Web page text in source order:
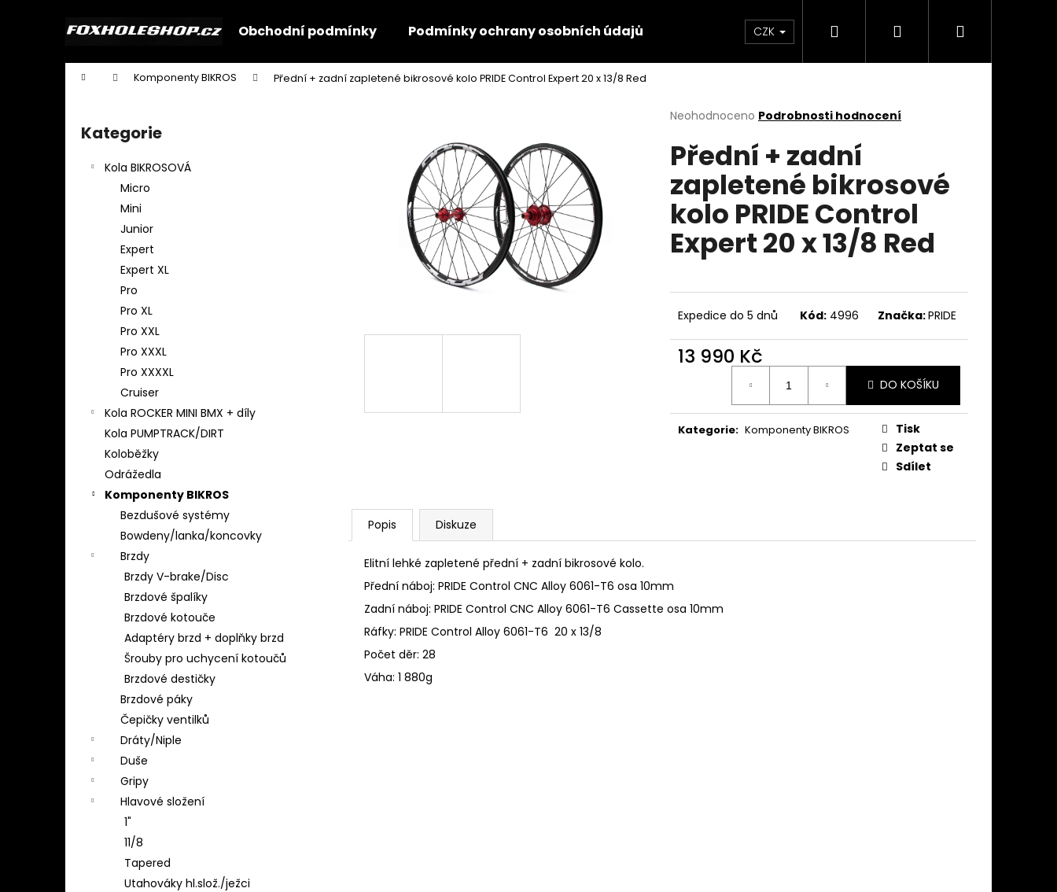
Obchodní podmínky Podmínky ochrany osobních údajů Custom stavba kola na zakázku
CZK Hledat PřihlášeníNákupní
Domů Komponenty BIKROS Přední + zadní zapletené bikrosové kolo PRIDE Control Expert 20 x 13/8 Red
Přeskočit
kategorie
Kategorie
Kola BIKROSOVÁ
Micro
Mini
Junior
Expert
Expert XL
Pro
Pro XL
Pro XXL
Pro XXXL
Pro XXXXL
Cruiser
Kola ROCKER MINI BMX + díly
Kola PUMPTRACK/DIRT
Koloběžky
Odrážedla
Komponenty BIKROS
Bezdušové systémy
Bowdeny/lanka/koncovky
Brzdy
Brzdy V-brake/Disc
Brzdové špalíky
Brzdové kotouče
Adaptéry brzd + doplňky brzd
Šrouby pro uchycení kotoučů
Brzdové destičky
Brzdové páky
Čepičky ventilků
Dráty/Niple
Duše
Gripy
Hlavové složení
1"
11/8
Tapered
Utahováky hl.slož./ježci
Průměrné
produktu
je
z
5
hvězdiček.
Neohodnoceno Podrobnosti hodnocení
Přední + zadní
zapletené bikrosové
kolo PRIDE Control
Expert 20 x 13/8 Red
Expedice do 5 dnů Kód: 4996 Značka:PRIDE
13 990 Kč
DO KOŠÍKU
Kategorie: Komponenty BIKROS
Tisk
Zeptat se
Sdílet
Popis Diskuze
Elitní lehké zapletené přední + zadní bikrosové kolo.
Přední náboj: PRIDE Control CNC Alloy 6061-T6 osa 10mm
Zadní náboj: PRIDE Control CNC Alloy 6061-T6 Cassette osa 10mm
Ráfky: PRIDE Control Alloy 6061-T6 20 x 13/8
Počet děr: 28
Váha: 1 880g
Zpět
Zpět
Co potřebujete najít?
Doporučujeme